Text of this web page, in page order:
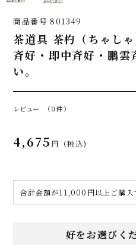
商品番号 801349
茶道具 茶杓（ちゃし
斉好・即中斉好・鵬雲
い。
レビュー （0件）
4,675 税込
合計金額が11,000円以上ご購入
好をお選びく